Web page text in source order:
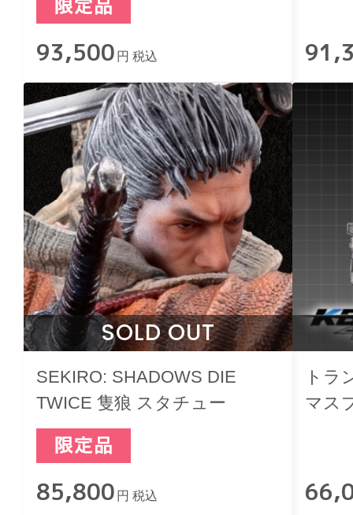
93,500 円 税込
SOLD OUT
SEKIRO: SHADOWS DIE
TWICE 隻狼 スタチュー
85,800 円 税込
トラ
マス